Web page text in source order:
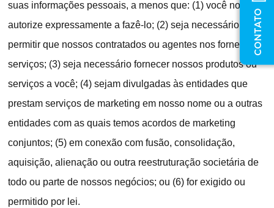
CONTATO
suas informações pessoais, a menos que: (1) você nos
autorize expressamente a fazê-lo; (2) seja necessário
permitir que nossos contratados ou agentes nos forneçam
serviços; (3) seja necessário fornecer nossos produtos ou
serviços a você; (4) sejam divulgadas às entidades que
prestam serviços de marketing em nosso nome ou a outras
entidades com as quais temos acordos de marketing
conjuntos; (5) em conexão com fusão, consolidação,
aquisição, alienação ou outra reestruturação societária de
todo ou parte de nossos negócios; ou (6) for exigido ou
permitido por lei.